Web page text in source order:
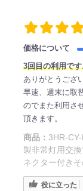
価格について
3回目の利用で
ありがとうござ
早速、週末に取
のでまた利用さ
頂きます。
商品： 3HR-
製非常灯用交
ネクター付きそ
役に立った